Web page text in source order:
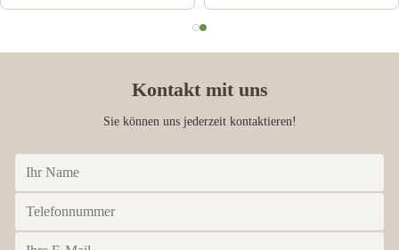
Kontakt mit uns
Sie können uns jederzeit kontaktieren!